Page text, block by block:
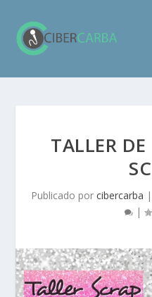
TALLER
Publicado por cibercarba |
|